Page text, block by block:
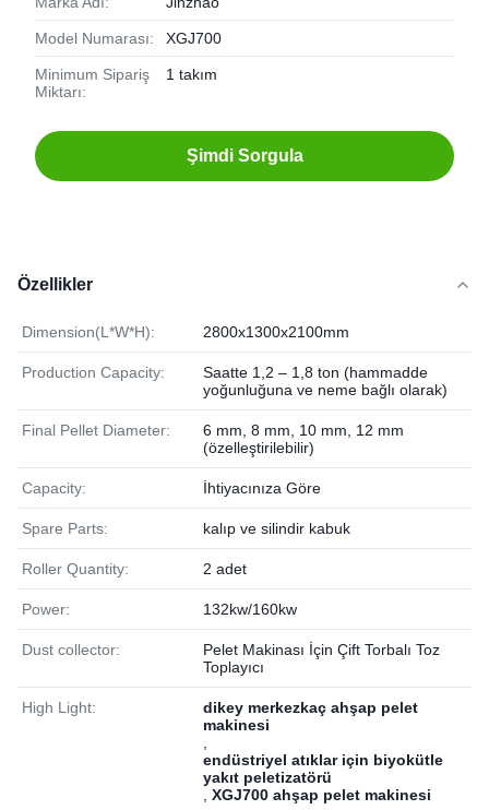
Model Numarası: XGJ700
Minimum Sipariş
Miktarı:
1 takım
Şimdi Sorgula
Özellikler
Dimension(L*W*H): 2800x1300x2100mm
Production Capacity:
Saatte 1,2 – 1,8 ton (hammadde
yoğunluğuna ve neme bağlı olarak)
Final Pellet Diameter:
6 mm, 8 mm, 10 mm, 12 mm
(özelleştirilebilir)
Capacity: İhtiyacınıza Göre
Spare Parts: kalıp ve silindir kabuk
Roller Quantity: 2 adet
Power: 132kw/160kw
Dust collector:
Pelet Makinası İçin Çift Torbalı Toz
Toplayıcı
High Light:
dikey merkezkaç ahşap pelet
makinesi
endüstriyel atıklar için biyokütle
yakıt peletizatörü
XGJ700 ahşap pelet makinesi